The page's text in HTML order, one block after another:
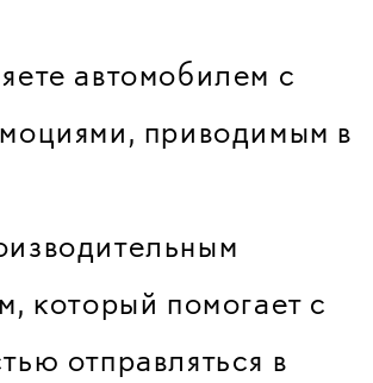
автомобилем с
приводимым в
который помогает с
отправляться в